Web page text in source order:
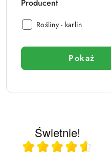
Producent
Producent:
Rośliny - karlin
Pokaż
Świetnie!
Ocena średnia 4.6 na 5
04.08.2026